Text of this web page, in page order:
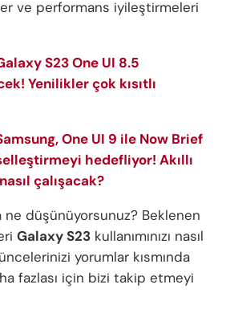
ve performans iyileştirmeleri
S23 One UI 8.5
Yenilikler çok kısıtlı
One UI 9 ile Now Brief
hedefliyor! Akıllı
çalışacak?
ne düşünüyorsunuz? Beklenen
Galaxy S23 kullanımınızı nasıl
yorumlar kısmında
fazlası için bizi takip etmeyi